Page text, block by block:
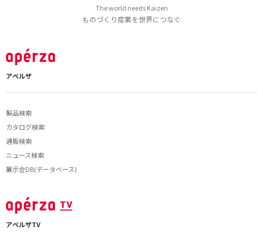
The world needs Kaizen
ものづくり産業を世界につなぐ
アペルザ
製品検索
カタログ検索
通販検索
ニュース検索
展示会DB(データベース)
アペルザTV